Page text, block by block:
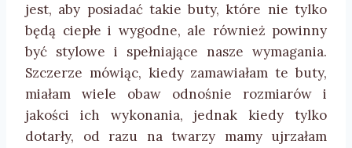
jest, aby posiadać takie buty, które nie tylko
będą ciepłe i wygodne, ale również powinny
być stylowe i spełniające nasze wymagania.
Szczerze mówiąc, kiedy zamawiałam te buty,
miałam wiele obaw odnośnie rozmiarów i
jakości ich wykonania, jednak kiedy tylko
dotarły, od razu na twarzy mamy ujrzałam